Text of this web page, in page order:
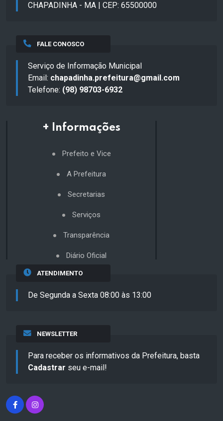
CHAPADINHA - MA | CEP: 65500000
FALE CONOSCO
Serviço de Informação Municipal
Email: chapadinha.prefeitura@gmail.com
Telefone: (98) 98703-6932
+ Informações
Prefeito e Vice
A Prefeitura
Secretarias
Serviços
Transparência
Diário Oficial
ATENDIMENTO
De Segunda a Sexta 08:00 às 13:00
NEWSLETTER
Para receber os informativos da Prefeitura, basta
Cadastrar seu e-mail!